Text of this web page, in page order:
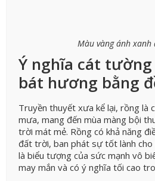
Màu vàng ánh xanh
Ý nghĩa cát
bát hương bằng
Truyền thuyết xưa kể lại, rồng là
mưa, mang đến mùa màng bội
trời mát mẻ. Rồng có khả năng
đất trời, ban phát sự tốt lành cho
là biểu tượng của sức mạnh vô
may mắn và có ý nghĩa tối cao